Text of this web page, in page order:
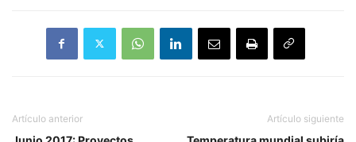
Artículo anterior Artículo siguiente